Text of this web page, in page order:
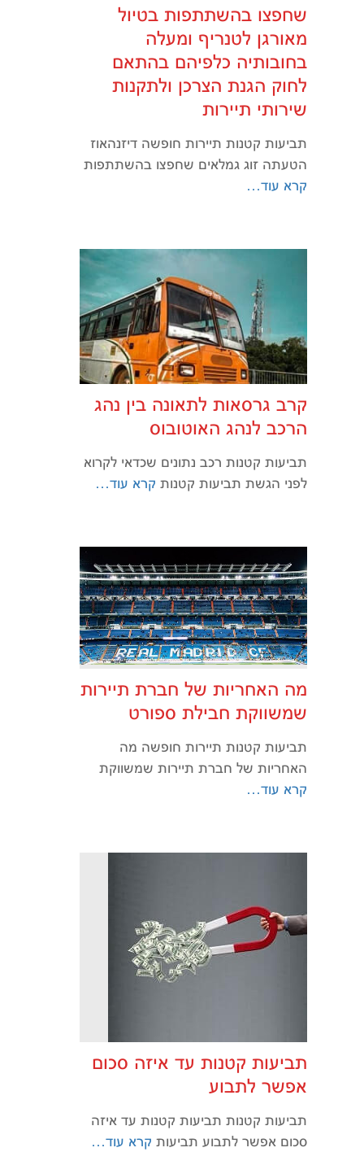
שחפצו בהשתתפות בטיול
מאורגן לטנריף ומעלה
בחובותיה כלפיהם בהתאם
לחוק הגנת הצרכן ולתקנות
שירותי תיירות
תביעות קטנות תיירות חופשה דיזנהאוז
הטעתה זוג גמלאים שחפצו בהשתתפות
קרא עוד…
קרב גרסאות לתאונה בין נהג
הרכב לנהג האוטובוס
תביעות קטנות רכב נתונים שכדאי לקרוא
לפני הגשת תביעות קטנות קרא עוד…
מה האחריות של חברת תיירות
שמשווקת חבילת ספורט
תביעות קטנות תיירות חופשה מה
האחריות של חברת תיירות שמשווקת
קרא עוד…
תביעות קטנות עד איזה סכום
אפשר לתבוע
תביעות קטנות תביעות קטנות עד איזה
סכום אפשר לתבוע תביעות קרא עוד…